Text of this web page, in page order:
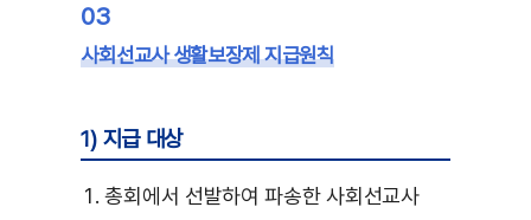
03
사회선교사 생활보장제 지급원칙
1) 지급 대상
총회에서 선발하여 파송한 사회선교사